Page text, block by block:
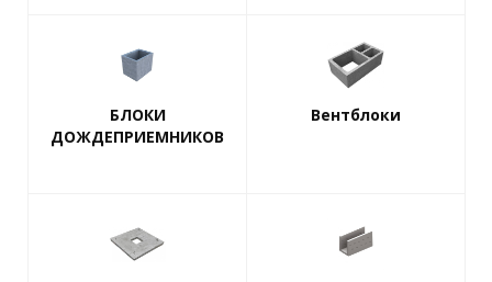
БЛОКИ
ДОЖДЕПРИЕМНИКОВ
Вентблоки